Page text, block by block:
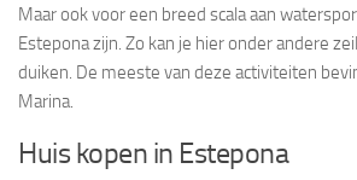
Maar ook voor een breed scala aan
Estepona zijn. Zo kan je hier onder andere
duiken. De meeste van deze activiteiten
Marina.
Huis kopen in Estepona